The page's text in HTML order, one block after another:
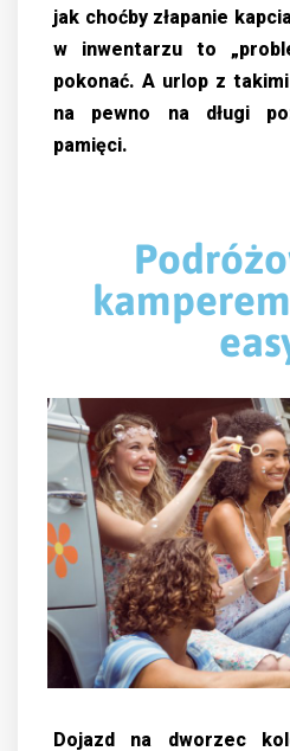
jak choćby złapanie
w inwentarzu to
pokonać. A urlop z
na pewno na długi
pamięci.
Dojazd na dworzec